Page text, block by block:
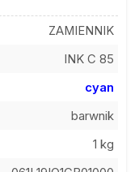
ZAMIENNIK
INK C 85
cyan
barwnik
1 kg